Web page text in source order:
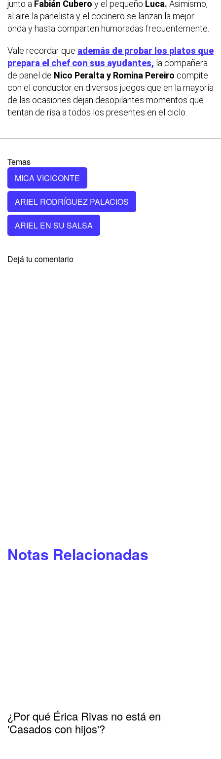
junto a Fabián Cubero y el pequeño Luca. Asimismo,
al aire la panelista y el cocinero se lanzan la mejor
onda y hasta comparten humoradas frecuentemente.
Vale recordar que además de probar los platos que
prepara el chef con sus ayudantes, la compañera
de panel de Nico Peralta y Romina Pereiro compite
con el conductor en diversos juegos que en la mayoría
de las ocasiones dejan desopilantes momentos que
tientan de risa a todos los presentes en el ciclo.
Temas
MICA VICICONTE
ARIEL RODRÍGUEZ PALACIOS
ARIEL EN SU SALSA
Dejá tu comentario
Notas Relacionadas
¿Por qué Érica Rivas no está en
'Casados con hijos'?